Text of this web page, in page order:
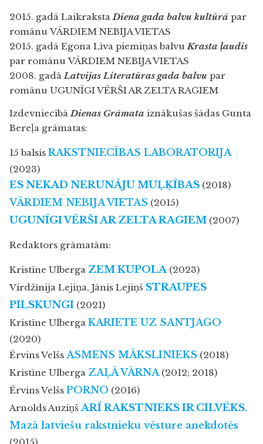
2015. gadā LaikrakstaDiena gada balvu kultūrā par
romānu VĀRDIEM NEBIJA VIETAS
2015. gadā Egona Līva piemiņas balvu Krasta ļaudis
par romānu VĀRDIEM NEBIJA VIETAS
2008. gadāLatvijas Literatūras gada balvu par
romānu UGUNĪGI VĒRŠI AR ZELTA RAGIEM
IzdevniecībāDienas Grāmata iznākušas šādas Gunta
Bereļa grāmatas:
15 balsis RAKSTNIECĪBAS LABORATORIJA
(2023)
ES NEKAD NERUNĀJU MUĻĶĪBAS (2018)
VĀRDIEM NEBIJA VIETAS (2015)
UGUNĪGI VĒRŠI AR ZELTA RAGIEM (2007)
Redaktors grāmatām:
Kristīne Ulberga ZEM KUPOLA (2023)
Virdžīnija Lejiņa, Jānis Lejiņš STRAUPES
PILSKUNGI (2021)
Kristīne Ulberga KARIETE UZ SANTJAGO
(2020)
Ērvins Velšs ASMENS MĀKSLINIEKS (2018)
Kristīne Ulberga ZAĻĀ VĀRNA (2012; 2018)
Ērvins Velšs PORNO (2016)
Arnolds Auziņš ARĪ RAKSTNIEKS IR CILVĒKS.
Mazā latviešu rakstnieku vēsture anekdotēs
(2015)